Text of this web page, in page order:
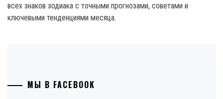
всех знаков зодиака с точными прогнозами, советами и
ключевыми тенденциями месяца.
МЫ В FACEBOOK